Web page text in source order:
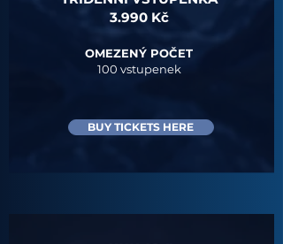
BUY TICKETS HERE
3.990 Kč​
OMEZENÝ POČET
100 vstupenek​